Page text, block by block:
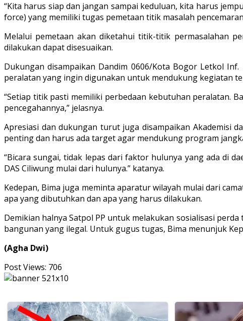
“Kita harus siap dan jangan sampai keduluan, kita harus
force) yang memiliki tugas pemetaan titik masalah
Melalui pemetaan akan diketahui titik-titik permasalahan
dilakukan dapat disesuaikan.
Dukungan disampaikan Dandim 0606/Kota Bogor Letkol
peralatan yang ingin digunakan untuk mendukung kegiatan
“Setiap titik pasti memiliki perbedaan kebutuhan peralatan.
pencegahannya,” jelasnya.
Apresiasi dan dukungan turut juga disampaikan Akademisi
penting dan harus ada target agar mendukung program
“Bicara sungai, tidak lepas dari faktor hulunya yang ada di
DAS Ciliwung mulai dari hulunya.” katanya.
Kedepan, Bima juga meminta aparatur wilayah mulai dari
apa yang dibutuhkan dan apa yang harus dilakukan.
Demikian halnya Satpol PP untuk melakukan sosialisasi
bangunan yang ilegal. Untuk gugus tugas, Bima menunjuk
(Agha Dwi)
Post Views: 706